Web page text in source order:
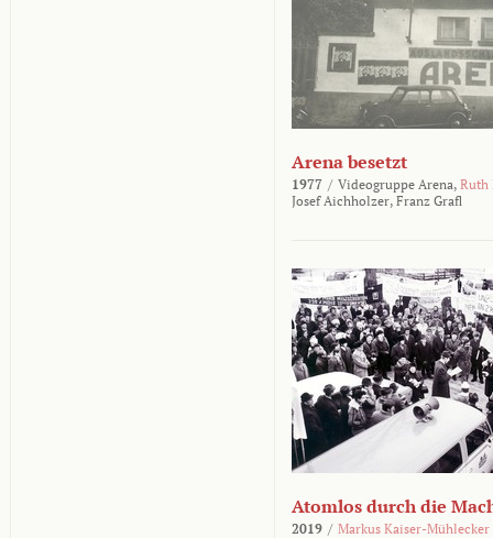
Arena besetzt
1977 / Videogruppe Arena, Ruth
Josef Aichholzer, Franz Grafl
Atomlos durch die
2019 / Markus Kaiser-Mühlecker